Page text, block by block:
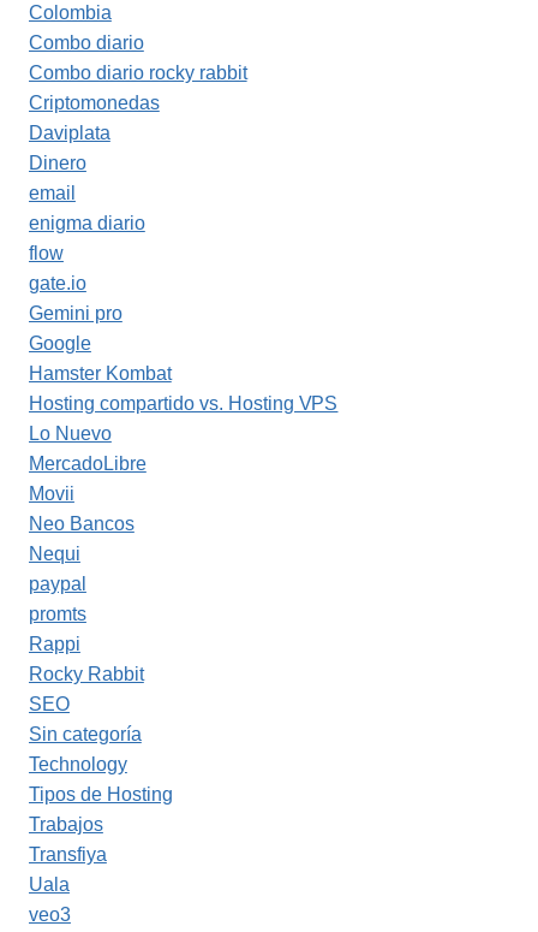
Colombia
Combo diario
Combo diario rocky rabbit
Criptomonedas
Daviplata
Dinero
email
enigma diario
flow
gate.io
Gemini pro
Google
Hamster Kombat
Hosting compartido vs. Hosting VPS
Lo Nuevo
MercadoLibre
Movii
Neo Bancos
Nequi
paypal
promts
Rappi
Rocky Rabbit
SEO
Sin categoría
Technology
Tipos de Hosting
Trabajos
Transfiya
Uala
veo3